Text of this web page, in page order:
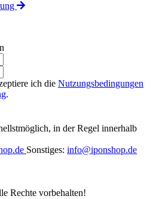
ich die Nutzungsbedingungen
.
in der Regel innerhalb
Sonstiges: info@iponshop.de
Rechte vorbehalten!